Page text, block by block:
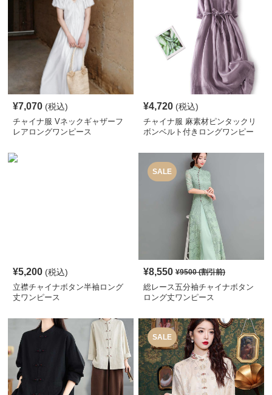
¥7,070 (税込)
チャイナ服 Vネックギャザーフ
レアロングワンピース
¥4,720 (税込)
チャイナ服 麻素材ピンタックリ
ボンベルト付きロングワンピー
¥5,200 (税込)
立襟チャイナボタン半袖ロング
丈ワンピース
SALE
¥8,550 ¥9500(割引前)
総レース五分袖チャイナボタン
ロング丈ワンピース
SALE